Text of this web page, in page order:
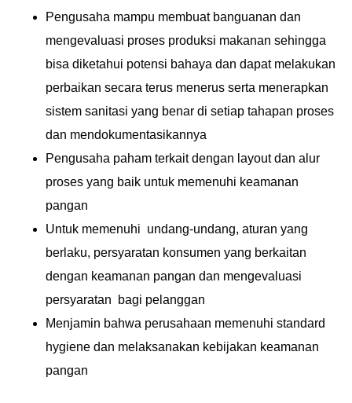
Pengusaha mampu membuat banguanan dan
mengevaluasi proses produksi makanan sehingga
bisa diketahui potensi bahaya dan dapat melakukan
perbaikan secara terus menerus serta menerapkan
sistem sanitasi yang benar di setiap tahapan proses
dan mendokumentasikannya
Pengusaha paham terkait dengan layout dan alur
proses yang baik untuk memenuhi keamanan
pangan
Untuk memenuhi undang-undang, aturan yang
berlaku, persyaratan konsumen yang berkaitan
dengan keamanan pangan dan mengevaluasi
persyaratan bagi pelanggan
Menjamin bahwa perusahaan memenuhi standard
hygiene dan melaksanakan kebijakan keamanan
pangan